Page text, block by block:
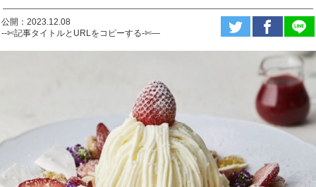
公開：2023.12.08
--✄記事タイトルとURLをコピーする-✄—